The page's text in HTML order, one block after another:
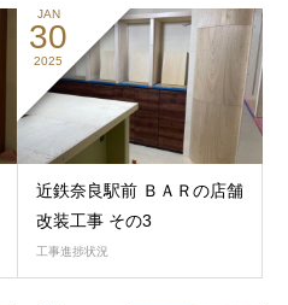
JAN
30
2025
近鉄奈良駅前 ＢＡＲの店舗
改装工事 その3
工事進捗状況